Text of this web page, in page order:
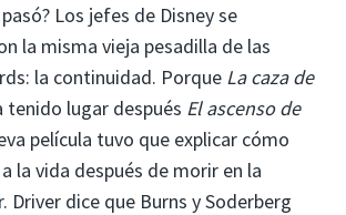
Los jefes de Disney se
la misma vieja pesadilla de las
la continuidad. Porque La caza de
tenido lugar después El ascenso de
película tuvo que explicar cómo
la vida después de morir en la
Driver dice que Burns y Soderberg